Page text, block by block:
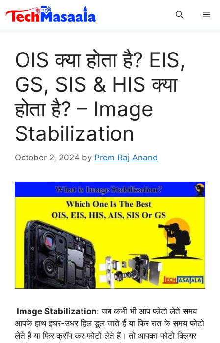
to
OIS क्या होता है? EIS,
GS, SIS & HIS क्या
होता है? – Image
Stabilization
October 2, 2024 by Prem Raj Anand
Image Stabilization:जब कभी भी आप फोटो लेते समय
आपके हाथ इधर-उधर हिल डूल जाते हैं या फिर रात के समय फोटो
लेते हैं या फिर क्रॉप कर फोटो लेते हैं। तो आपका फोटो क्लियर